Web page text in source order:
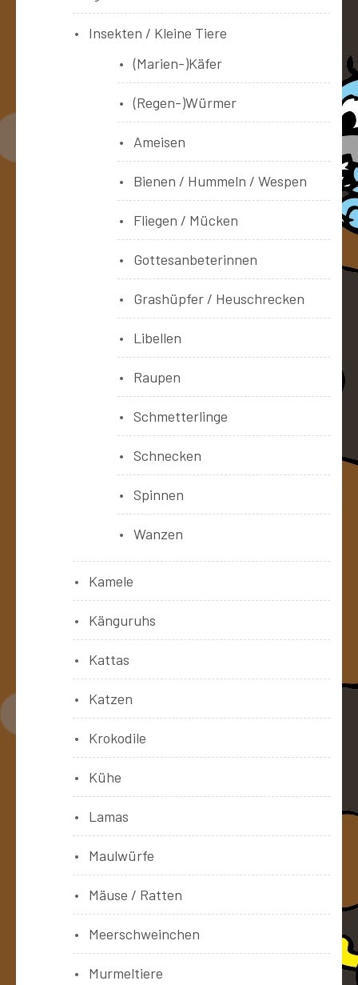
Insekten / Kleine Tiere
(Marien-)Käfer
(Regen-)Würmer
Ameisen
Bienen / Hummeln / Wespen
Fliegen / Mücken
Gottesanbeterinnen
Grashüpfer / Heuschrecken
Libellen
Raupen
Schmetterlinge
Schnecken
Spinnen
Wanzen
Kamele
Känguruhs
Kattas
Katzen
Krokodile
Kühe
Lamas
Maulwürfe
Mäuse / Ratten
Meerschweinchen
Murmeltiere